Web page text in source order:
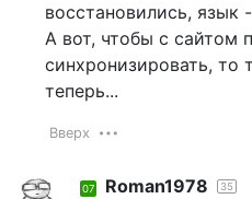
восстановились, язык
А вот, чтобы с сайтом
синхронизировать, то
теперь...
Вверх
07 Roman1978 35